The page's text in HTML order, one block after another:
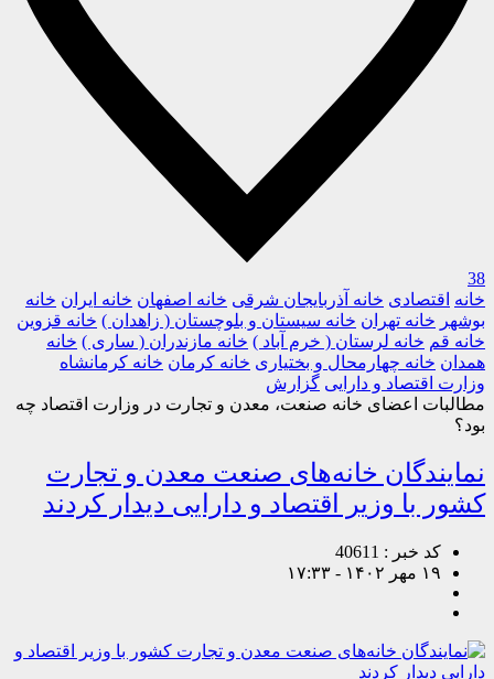
38
خانه اقتصادی خانه آذربایجان شرقی خانه اصفهان خانه ایران خانه
بوشهر خانه تهران خانه سیستان و بلوچستان ( زاهدان ) خانه قزوین
خانه قم خانه لرستان ( خرم آباد ) خانه مازندران ( ساری ) خانه
همدان خانه چهارمحال و بختیاری خانه کرمان خانه کرمانشاه
وزارت اقتصاد و دارایی گزارش
مطالبات اعضای خانه صنعت، معدن و تجارت در وزارت اقتصاد چه
بود؟
نمایندگان خانه‌های صنعت معدن و تجارت
کشور با وزیر اقتصاد و دارایی دیدار کردند
کد خبر : 40611
۱۹ مهر ۱۴۰۲ - ۱۷:۳۳